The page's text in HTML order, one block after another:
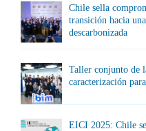
Chile sella
transición hacia
descarbonizada
Taller conjunto de
caracterización
EICI 2025: Chile